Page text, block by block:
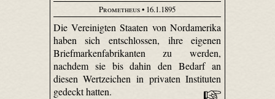
Prometheus• 16.1.1895
Die Vereinigten Staaten von Nordamerika
haben sich entschlossen, ihre eigenen
Briefmarkenfabrikanten zu werden,
nachdem sie bis dahin den Bedarf an
diesen Wertzeichen in privaten Instituten
gedeckt hatten.